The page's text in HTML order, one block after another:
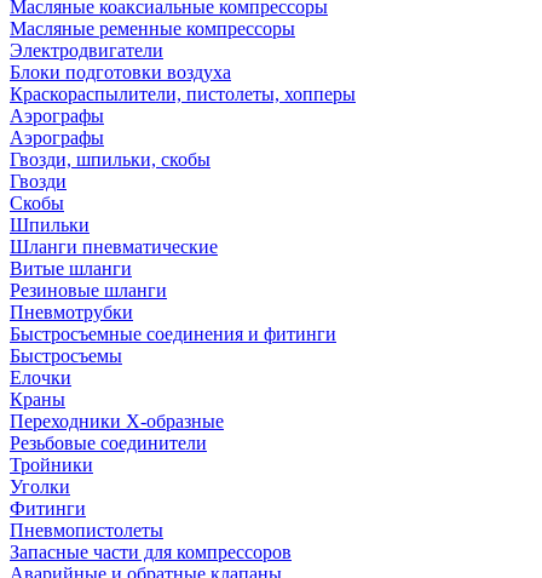
Масляные коаксиальные компрессоры
Масляные ременные компрессоры
Электродвигатели
Блоки подготовки воздуха
Краскораспылители, пистолеты, хопперы
Аэрографы
Аэрографы
Гвозди, шпильки, скобы
Гвозди
Скобы
Шпильки
Шланги пневматические
Витые шланги
Резиновые шланги
Пневмотрубки
Быстросъемные соединения и фитинги
Быстросъемы
Елочки
Краны
Переходники Х-образные
Резьбовые соединители
Тройники
Уголки
Фитинги
Пневмопистолеты
Запасные части для компрессоров
Аварийные и обратные клапаны